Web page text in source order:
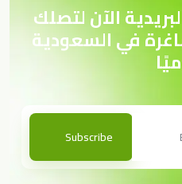
الآن لتصلك
في السعودية
Subscribe